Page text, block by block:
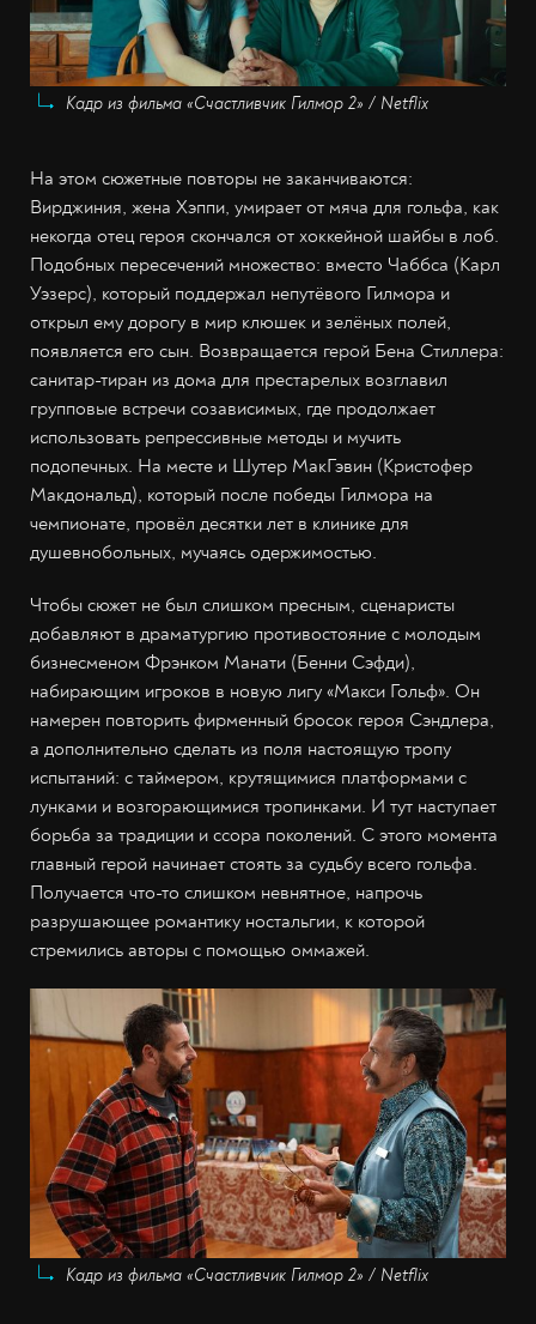
Кадр из фильма «Счастливчик Гилмор 2» / Netflix
На этом сюжетные повторы не заканчиваются:
Вирджиния, жена Хэппи, умирает от мяча для гольфа, как
некогда отец героя скончался от хоккейной шайбы в лоб.
Подобных пересечений множество: вместо Чаббса (Карл
Уэзерс), который поддержал непутёвого Гилмора и
открыл ему дорогу в мир клюшек и зелёных полей,
появляется его сын. Возвращается герой Бена Стиллера:
санитар-тиран из дома для престарелых возглавил
групповые встречи созависимых, где продолжает
использовать репрессивные методы и мучить
подопечных. На месте и Шутер МакГэвин (Кристофер
Макдональд), который после победы Гилмора на
чемпионате, провёл десятки лет в клинике для
душевнобольных, мучаясь одержимостью.
Чтобы сюжет не был слишком пресным, сценаристы
добавляют в драматургию противостояние с молодым
бизнесменом Фрэнком Манати (Бенни Сэфди),
набирающим игроков в новую лигу «Макси Гольф». Он
намерен повторить фирменный бросок героя Сэндлера,
а дополнительно сделать из поля настоящую тропу
испытаний: с таймером, крутящимися платформами с
лунками и возгорающимися тропинками. И тут наступает
борьба за традиции и ссора поколений. С этого момента
главный герой начинает стоять за судьбу всего гольфа.
Получается что-то слишком невнятное, напрочь
разрушающее романтику ностальгии, к которой
стремились авторы с помощью оммажей.
Кадр из фильма «Счастливчик Гилмор 2» / Netflix